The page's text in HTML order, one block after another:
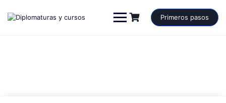
contenido
Primeros pasos